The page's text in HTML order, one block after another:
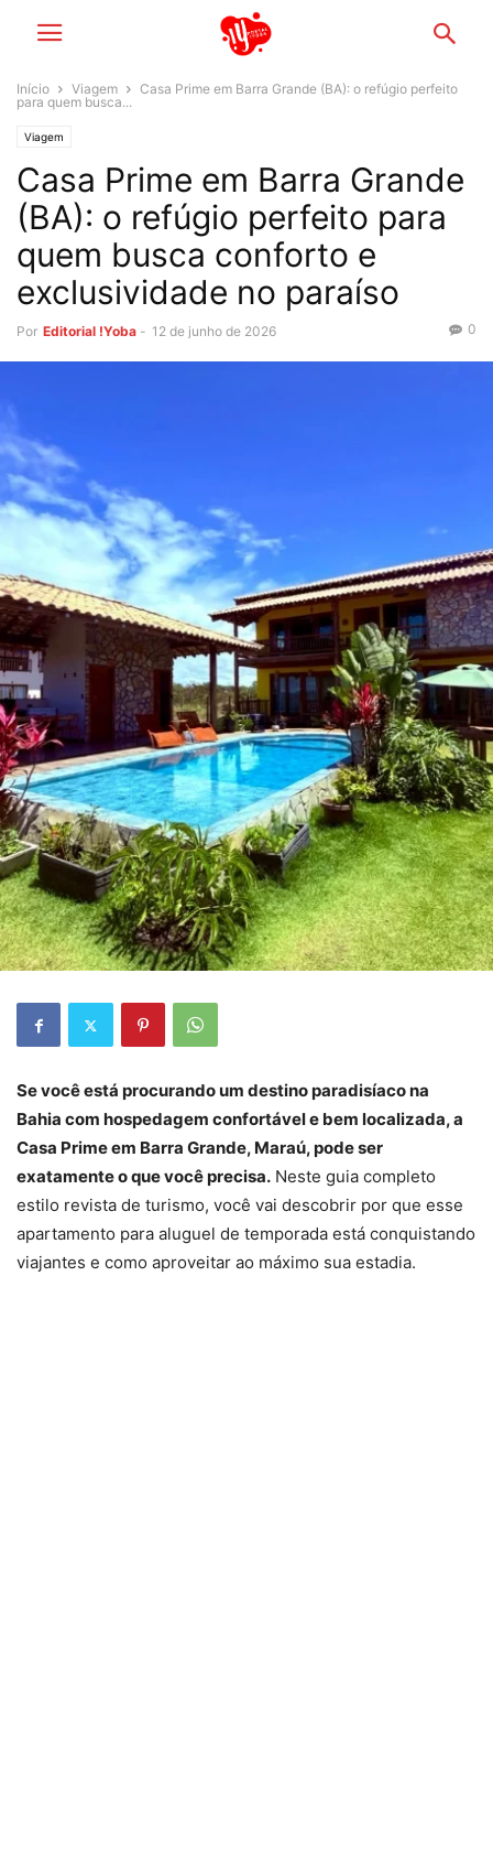
Início Viagem
Casa Prime em Barra Grande (BA): o refúgio perfeito
para quem busca...
Viagem
Casa Prime em Barra Grande
(BA): o refúgio perfeito para
quem busca conforto e
exclusividade no paraíso
Por Editorial !Yoba - 12 de junho de 2026 0
Se você está procurando um destino paradisíaco na
Bahia com hospedagem confortável e bem localizada, a
Casa Prime em Barra Grande, Maraú, pode ser
exatamente o que você precisa. Neste guia completo
estilo revista de turismo, você vai descobrir por que esse
apartamento para aluguel de temporada está conquistando
viajantes e como aproveitar ao máximo sua estadia.